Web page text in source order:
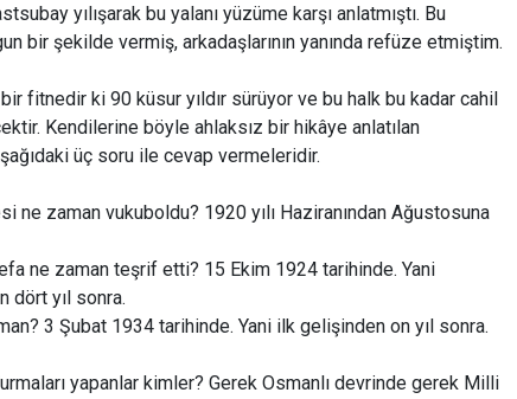
yılışarak bu yalanı yüzüme karşı anlatmıştı. Bu
bir şekilde vermiş, arkadaşlarının yanında refüze etmiştim.
fitnedir ki 90 küsur yıldır sürüyor ve bu halk bu kadar cahil
Kendilerine böyle ahlaksız bir hikâye anlatılan
üç soru ile cevap vermeleridir.
ne zaman vukuboldu? 1920 yılı Haziranından Ağustosuna
ne zaman teşrif etti? 15 Ekim 1924 tarihinde. Yani
dört yıl sonra.
3 Şubat 1934 tarihinde. Yani ilk gelişinden on yıl sonra.
yapanlar kimler? Gerek Osmanlı devrinde gerek Milli